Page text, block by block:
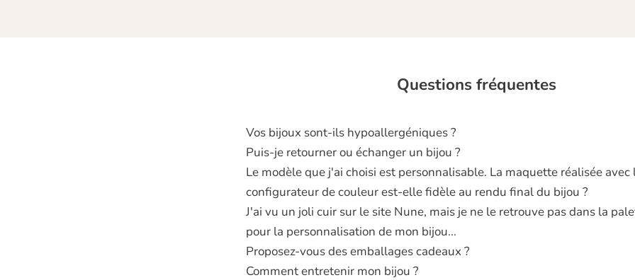
Questions fréquentes
Vos bijoux sont‑ils hypoallergéniques ?
Puis‑je retourner ou échanger un bijou ?
Le modèle que j'ai choisi est personnalisable. La maquette réalisée avec
configurateur de couleur est-elle fidèle au rendu final du bijou ?
J'ai vu un joli cuir sur le site Nune, mais je ne le retrouve pas dans la
pour la personnalisation de mon bijou...
Proposez-vous des emballages cadeaux ?
Comment entretenir mon bijou ?